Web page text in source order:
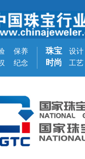
保养
纪念
珠宝
时尚
设计
工艺